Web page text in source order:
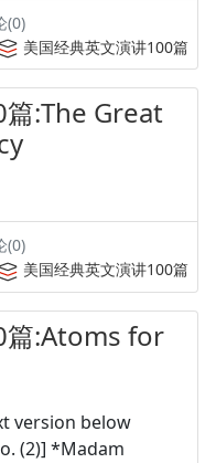
(0)
美国经典英文演讲100篇
:The Great
(0)
美国经典英文演讲100篇
篇:Atoms for
version below
(2)] *Madam